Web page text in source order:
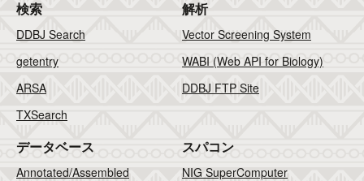
検索
DDBJ Search
getentry
ARSA
TXSearch
解析
Vector Screening System
WABI (Web API for Biology)
DDBJ FTP Site
データベース
Annotated/Assembled
スパコン
NIG SuperComputer